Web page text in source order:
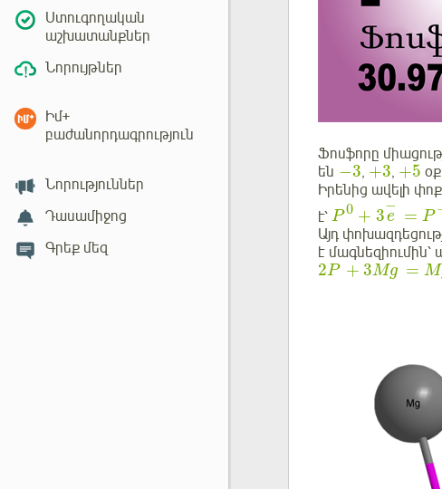
Ստուգողական
աշխատանքներ
Նորույթներ
Իմ+
բաժանորդագրություն
Նորություններ
Դասամիջոց
Գրեք մեզ
Ֆոսֆորը
են −3, +3, +5
Իրենից ավելի
է՝ P 0 + 3e
−
= P
Այդ
է մագնեզիումին՝
2P + 3Mg =